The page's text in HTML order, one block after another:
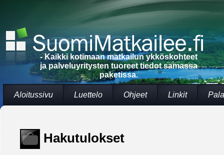
- Kaikki kotimaan matkailun ykköskohteet
ja palveluyritysten tuoreet tiedot samassa
paketissa.
Aloitussivu Luettelo Ohjeet Linkit
Hakutulokset